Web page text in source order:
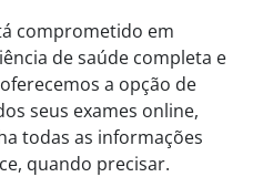
comprometido em
de saúde completa e
a opção de
seus exames online,
todas as informações
quando precisar.